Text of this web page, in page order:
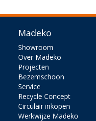
Madeko
Showroom
Over Madeko
Projecten
Bezemschoon
Service
Recycle Concept
Circulair inkopen
Werkwijze Madeko